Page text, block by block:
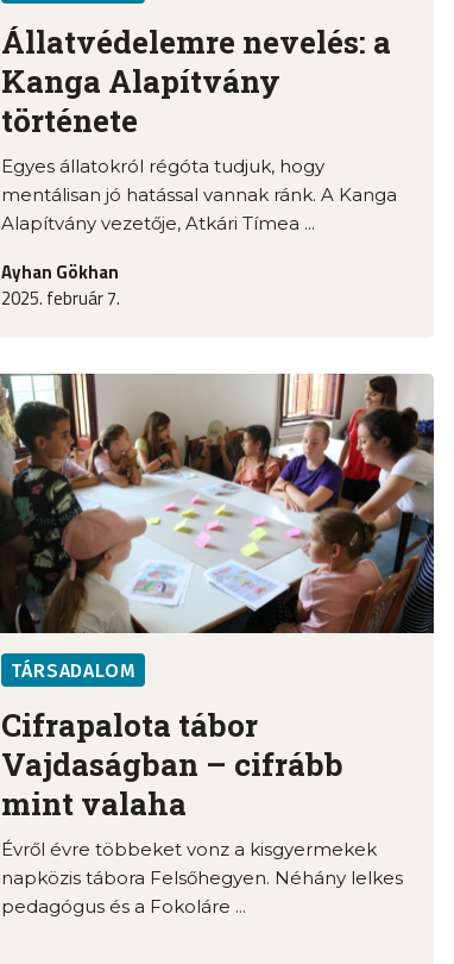
Állatvédelemre nevelés: a
Kanga Alapítvány
története
Egyes állatokról régóta tudjuk, hogy
mentálisan jó hatással vannak ránk. A Kanga
Alapítvány vezetője, Atkári Tímea ...
Ayhan Gökhan
2025. február 7.
TÁRSADALOM
Cifrapalota tábor
Vajdaságban – cifrább
mint valaha
Évről évre többeket vonz a kisgyermekek
napközis tábora Felsőhegyen. Néhány lelkes
pedagógus és a Fokoláre ...